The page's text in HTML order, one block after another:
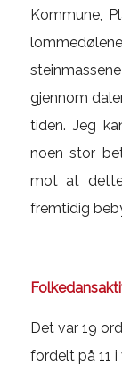
Kommune,
gjennom
tiden. Jeg
noen stor
mot at
fremtidig
Det var 19
fordelt på 11